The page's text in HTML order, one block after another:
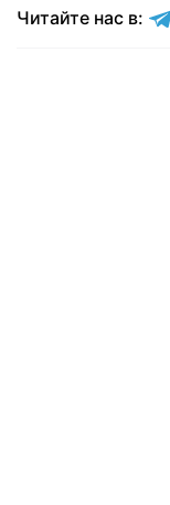
Читайте нас в: